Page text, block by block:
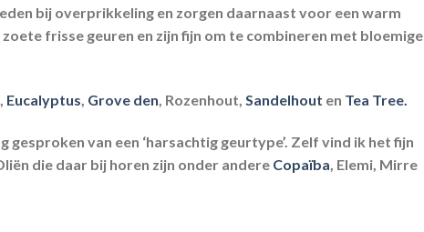
bij overprikkeling en zorgen daarnaast voor een warm
frisse geuren en zijn fijn om te combineren met bloemige
, Eucalyptus, Grove den, Rozenhout, Sandelhout en Tea Tree.
van een ‘harsachtig geurtype’. Zelf vind ik het fijn
die daar bij horen zijn onder andere Copaïba, Elemi, Mirre